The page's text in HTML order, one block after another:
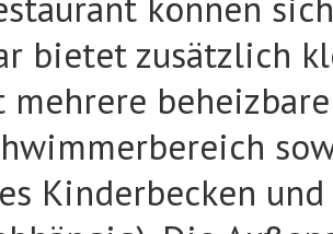
bietet zusätzlich
mehrere
Kinderbecken